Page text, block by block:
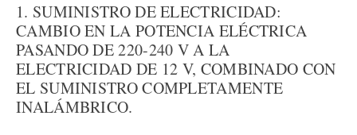
1. SUMINISTRO DE ELECTRICIDAD:
CAMBIO EN LA POTENCIA ELÉCTRICA
PASANDO DE 220-240 V A LA
ELECTRICIDAD DE 12 V, COMBINADO CON
EL SUMINISTRO COMPLETAMENTE
INALÁMBRICO.